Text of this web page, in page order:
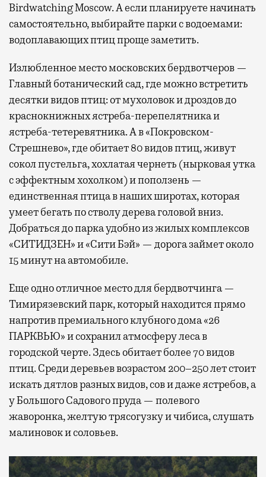
Birdwatching Moscow. А если планируете начинать
самостоятельно, выбирайте парки с водоемами:
водоплавающих птиц проще заметить.
Излюбленное место московских бердвотчеров —
Главный ботанический сад, где можно встретить
десятки видов птиц: от мухоловок и дроздов до
краснокнижных ястреба-перепелятника и
ястреба-тетеревятника. А в «Покровском-
Стрешнево», где обитает 80 видов птиц, живут
сокол пустельга, хохлатая чернеть (нырковая утка
с эффектным хохолком) и поползень —
единственная птица в наших широтах, которая
умеет бегать по стволу дерева головой вниз.
Добраться до парка удобно из жилых комплексов
«СИТИДЗЕН» и «Сити Бэй» — дорога займет около
15 минут на автомобиле.
Еще одно отличное место для бердвотчинга —
Тимирязевский парк, который находится прямо
напротив премиального клубного дома «26
ПАРКВЬЮ» и сохранил атмосферу леса в
городской черте. Здесь обитает более 70 видов
птиц. Среди деревьев возрастом 200–250 лет стоит
искать дятлов разных видов, сов и даже ястребов, а
у Большого Садового пруда — полевого
жаворонка, желтую трясогузку и чибиса, слушать
малиновок и соловьев.